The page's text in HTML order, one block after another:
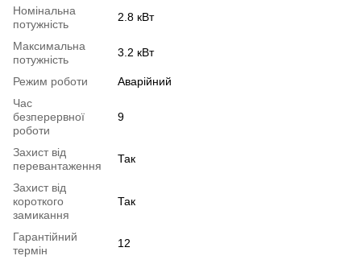
Номінальна
потужність
2.8 кВт
Максимальна
потужність
3.2 кВт
Режим роботи
Аварійний
Час
безперервної
роботи
9
Захист від
перевантаження
Так
Захист від
короткого
замикання
Так
Гарантійний
термін
12